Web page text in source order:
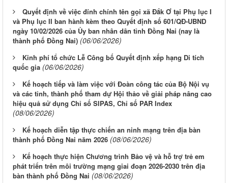
Quyết định về việc đính chính tên gọi xã Đắk Ơ tại Phụ lục I
và Phụ lục II ban hành kèm theo Quyết định số 601/QĐ-UBND
ngày 10/02/2026 của Ủy ban nhân dân tỉnh Đồng Nai (nay là
thành phố Đồng Nai) (06/06/2026)
Kinh phí tổ chức Lễ Công bố Quyết định xếp hạng Di tích
quốc gia (06/06/2026)
Kế hoạch tiếp và làm việc với Đoàn công tác của Bộ Nội vụ
và các tỉnh, thành phố tham dự Hội thảo về giải pháp nâng cao
hiệu quả sử dụng Chỉ số SIPAS, Chỉ số PAR Index
(08/06/2026)
Kế hoạch diễn tập thực chiến an ninh mạng trên địa bàn
thành phố Đồng Nai năm 2026 (08/06/2026)
Kế hoạch thực hiện Chương trình Bảo vệ và hỗ trợ trẻ em
phát triển trên môi trường mạng giai đoạn 2026-2030 trên địa
bàn thành phố Đồng Nai (08/06/2026)